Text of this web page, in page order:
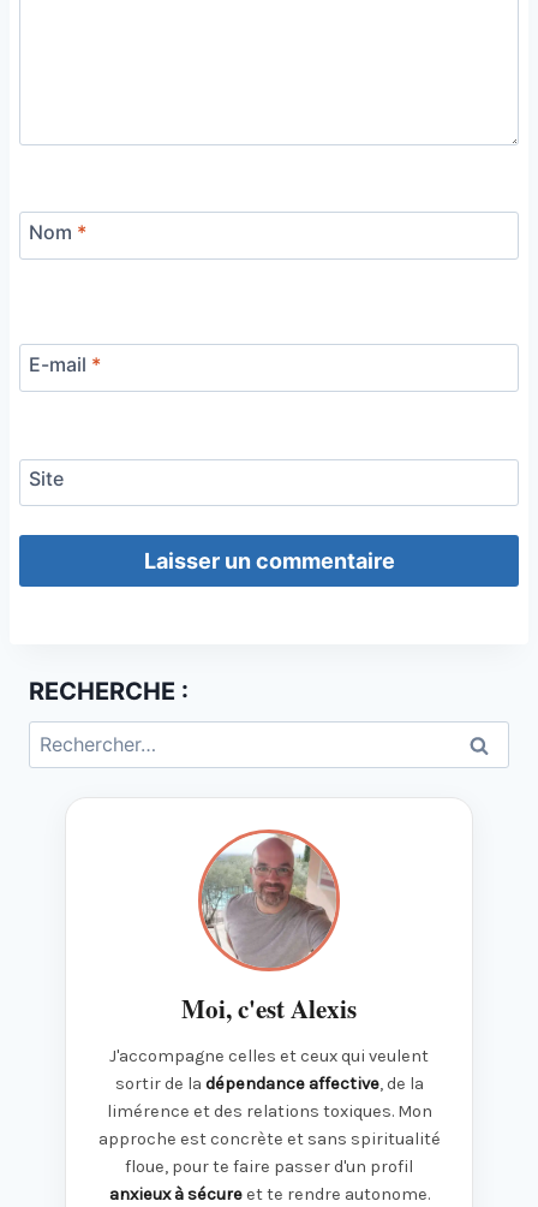
Nom *
E-mail *
Site
RECHERCHE :
Rechercher :
Moi, c'est Alexis
J'accompagne celles et ceux qui veulent
sortir de la dépendance affective, de la
limérence et des relations toxiques. Mon
approche est concrète et sans spiritualité
floue, pour te faire passer d'un profil
anxieux à sécureet te rendre autonome.